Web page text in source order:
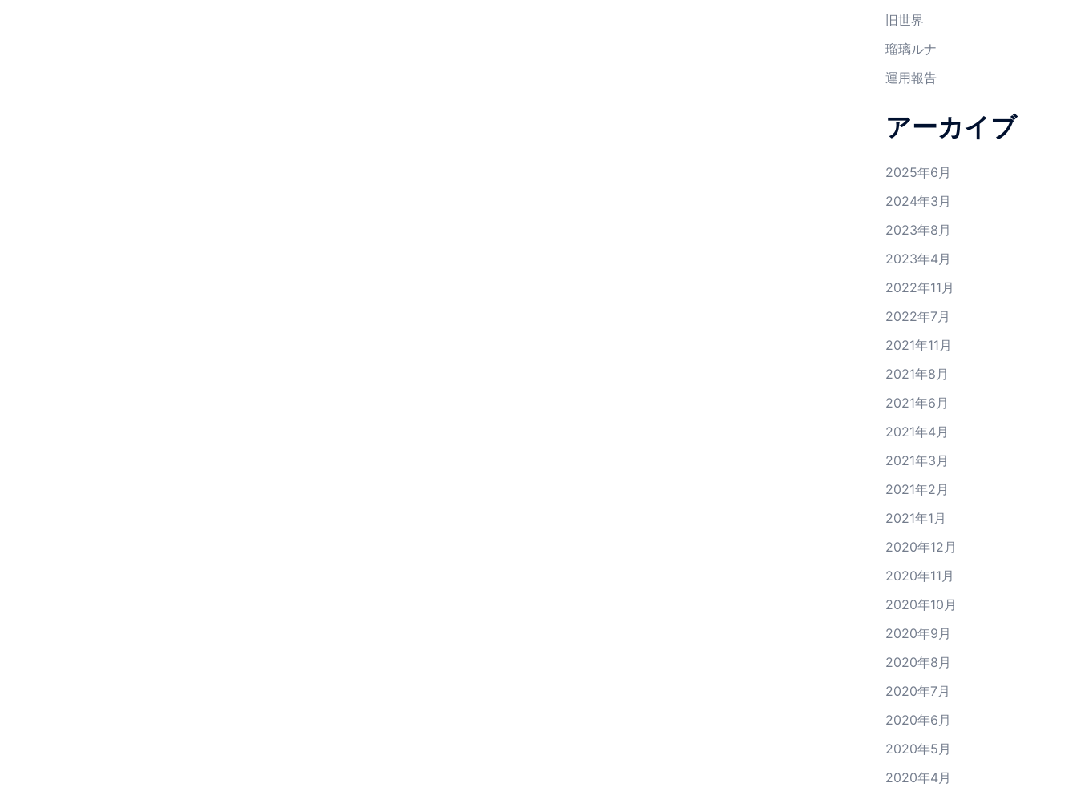
旧世界
瑠璃ルナ
運用報告
アーカイブ
2025年6月
2024年3月
2023年8月
2023年4月
2022年11月
2022年7月
2021年11月
2021年8月
2021年6月
2021年4月
2021年3月
2021年2月
2021年1月
2020年12月
2020年11月
2020年10月
2020年9月
2020年8月
2020年7月
2020年6月
2020年5月
2020年4月